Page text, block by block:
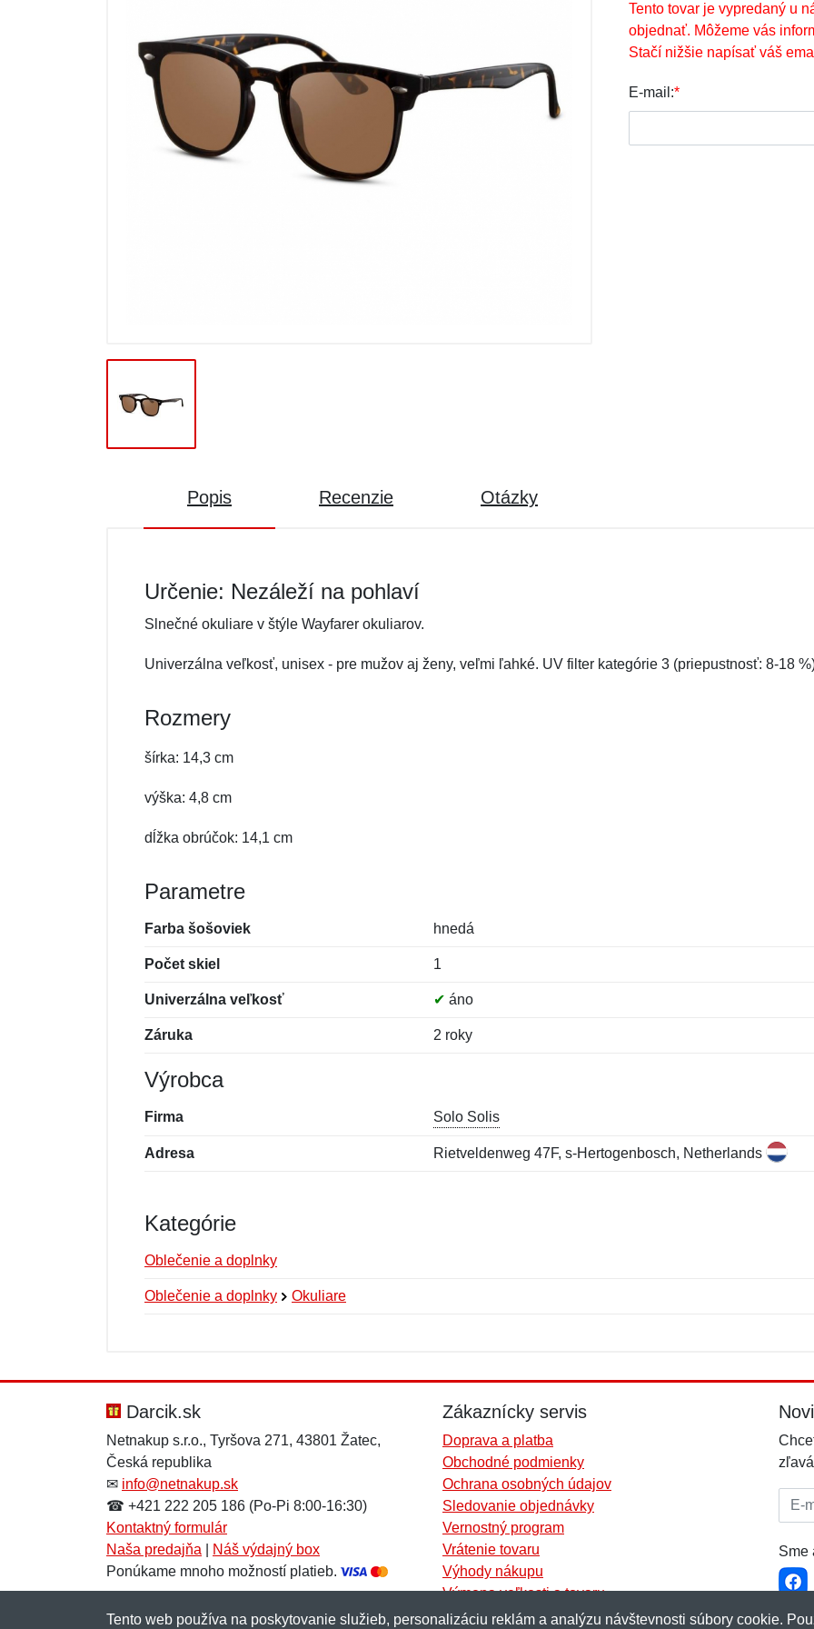
Tento tovar je vypredaný u
objednať. Môžeme vás
Stačí nižšie napísať váš
E-mail:*
Popis Recenzie Otázky
Určenie: Nezáleží na pohlaví
Slnečné okuliare v štýle Wayfarer okuliarov.
Univerzálna veľkosť, unisex - pre mužov aj ženy, veľmi ľahké. UV filter kategórie 3 (priepustnosť: 8-18
Rozmery
šírka: 14,3 cm
výška: 4,8 cm
dĺžka obrúčok: 14,1 cm
Parametre
Farba šošoviek hnedá
Počet skiel 1
Univerzálna veľkosť ✔ áno
Záruka 2 roky
Výrobca
Firma Solo Solis
Adresa Rietveldenweg 47F, s-Hertogenbosch, Netherlands
Kategórie
Oblečenie a doplnky
Oblečenie a doplnky Okuliare
Správa*
Správa*
Darcik.sk
Netnakup s.r.o., Tyršova 271, 43801 Žatec,
Česká republika
✉ info@netnakup.sk
☎ +421 222 205 186 (Po-Pi 8:00-16:30)
Kontaktný formulár
Naša predajňa
Náš výdajný box
Ponúkame mnoho možností platieb.
Zákaznícky servis
Doprava a platba
Obchodné podmienky
Ochrana osobných údajov
Sledovanie objednávky
Vernostný program
Vrátenie tovaru
Výhody nákupu
Výmena veľkosti a tovaru
Viac informácií...
E-
Sme
Tento web používa na poskytovanie služieb, personalizáciu reklám a analýzu návštevnosti súbory cookie.